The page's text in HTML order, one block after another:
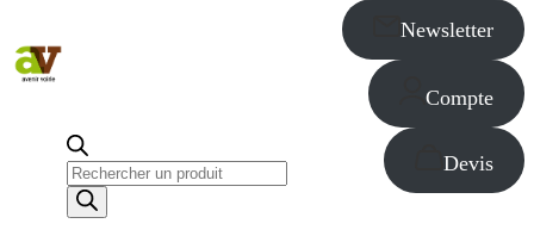
Recherche
de
produits
Newsletter
Compte
Devis